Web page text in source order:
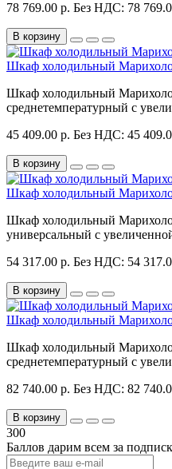
78 769.00 р. Без НДС: 78
В корзину
Шкаф холодильный
Шкаф холодильный
среднетемпературный с
45 409.00 р. Без НДС: 45
В корзину
Шкаф холодильный
Шкаф холодильный
универсальный с
54 317.00 р. Без НДС: 54
В корзину
Шкаф холодильный
Шкаф холодильный
среднетемпературный с
82 740.00 р. Без НДС: 82
В корзину
300
Баллов дарим всем за